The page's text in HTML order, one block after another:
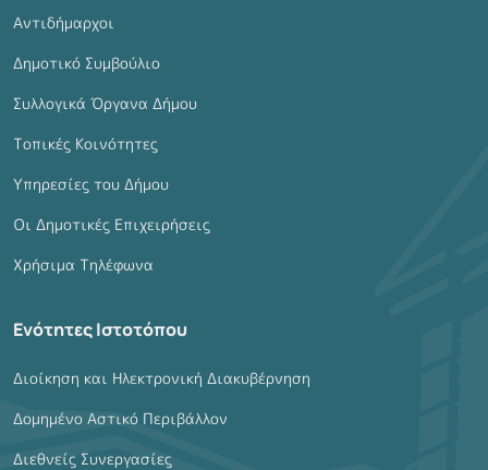
Αντιδήμαρχοι
Δημοτικό Συμβούλιο
Συλλογικά Όργανα Δήμου
Τοπικές Κοινότητες
Υπηρεσίες του Δήμου
Οι Δημοτικές Επιχειρήσεις
Χρήσιμα Τηλέφωνα
Ενότητες Ιστοτόπου
Διοίκηση και Ηλεκτρονική Διακυβέρνηση
Δομημένο Αστικό Περιβάλλον
Διεθνείς Συνεργασίες